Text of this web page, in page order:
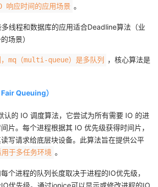
响应时间的应用场景 。
线程和数据库的应用适合Deadline算法（业
场景）
mq（multi-queue）是多队列
，核心算法是
Queuing）
认的 IO 调度算法，它尝试为所有需要 IO 的进
片。每个进程根据其 IO 优先级获得时间片，
写请求给底层块设备。此算法旨在提供公平
用于多任务环境 。
个进程的队列长度取决于进程的IO优先级，
优先级。通过ionice可以显示或修改进程的IO